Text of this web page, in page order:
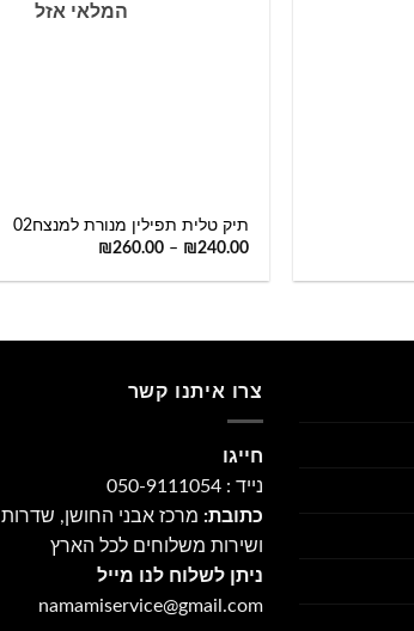
המלאי אזל
תיק טלית תפילין מנורת למנצח02
₪240.00
–
₪260.00
צרו איתנו קשר
חייגו
נייד : 050-9111054
כתובת: מרכז אבני החושן, שדרות
ושירות משלוחים לכל הארץ
ניתן לשלוח לנו מייל
namamiservice@gmail.com